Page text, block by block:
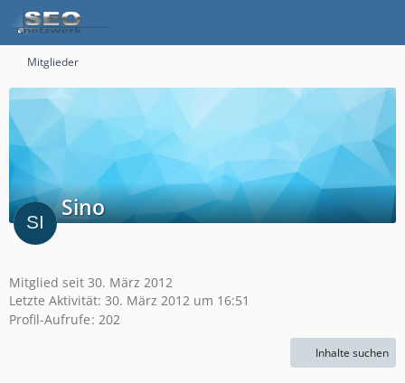
Mitglieder
Sino
Mitglied seit 30. März 2012
Letzte Aktivität: 30. März 2012 um 16:51
Profil-Aufrufe 202
Inhalte suchen